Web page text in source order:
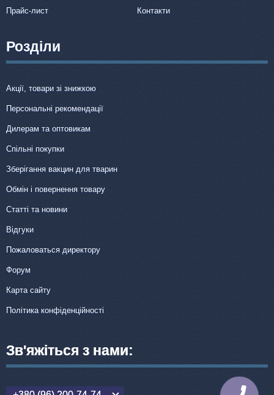
Прайс-лист
Контакти
Розділи
Акції, товари зі знижкою
Персональні рекомендації
Дилерам та оптовикам
Спільні покупки
Зберігання вакцин для тварин
Обмін і повернення товару
Статті та новини
Відгуки
Пожаловаться директору
Форум
Карта сайту
Політика конфіденційності
Зв'яжіться з нами: